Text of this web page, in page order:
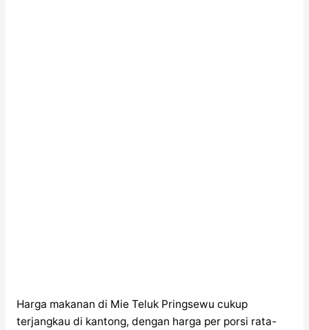
Harga makanan di Mie Teluk Pringsewu cukup
terjangkau di kantong, dengan harga per porsi rata-